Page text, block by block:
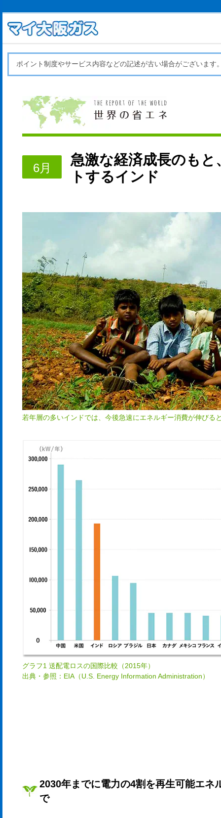
ポイント制度やサービス内容などの記述が古い場合がございます
6月
急激な経済成長のも
トするインド
若年層の多いインドでは、今後急速にエネルギー消費が伸びる
グラフ1 送配電ロスの国際比較（2015年）
出典・参照：EIA（U.S. Energy Information Administration）
2030年までに電力の4割を再生可能エネ
で